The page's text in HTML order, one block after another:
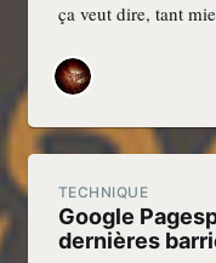
ça veut dire, tant
TECHNIQUE
Google
dernières